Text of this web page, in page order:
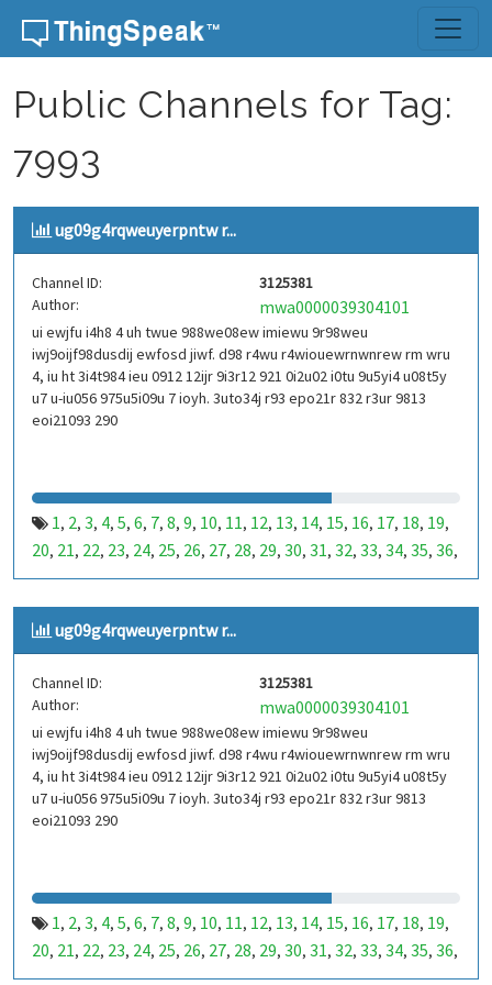
Skip to content
Public Channels for Tag:
7993
ug09g4rqweuyerpntw r...
Channel ID:
3125381
Author:
mwa0000039304101
ui ewjfu i4h8 4 uh twue 988we08ew imiewu 9r98weu
iwj9oijf98dusdij ewfosd jiwf. d98 r4wu r4wiouewrnwnrew rm wru
4, iu ht 3i4t984 ieu 0912 12ijr 9i3r12 921 0i2u02 i0tu 9u5yi4 u08t5y
u7 u-iu056 975u5i09u 7 ioyh. 3uto34j r93 epo21r 832 r3ur 9813
eoi21093 290
1, 2, 3, 4, 5, 6, 7, 8, 9, 10, 11, 12, 13, 14, 15, 16, 17, 18, 19,
20, 21, 22, 23, 24, 25, 26, 27, 28, 29, 30, 31, 32, 33, 34, 35, 36,
37,38,39,40,41,42,43,44,45,46,47,48,49,50,51,52,53,
99,100,101,102,103,104,105,106,107,108,109,110,
111,112,113,114,115,116,
123,124,125,126,127,128,129,130,131,132,133,134,
135,136,137 141,142,143
147,148 153,154,155,156,157,158
159,160,161,162,163,164,165 ,166,167,168,
171 ,172,173 ,174,175,176,177,178,179 ,180,181 ,182,
183,184,185,186, 187,188,189 ,190,191,192,193,194
195,196 ,197
231,232,233,234,235,236,237,238,239,
243, 244, 245, 246, 247,248,249,250 ,251,252, 253 ,254,
255 ,256,257, 258,259,260,261,262,263 ,264,265 , 266
ug09g4rqweuyerpntw r...
Channel ID:
3125381
Author:
mwa0000039304101
ui ewjfu i4h8 4 uh twue 988we08ew imiewu 9r98weu
iwj9oijf98dusdij ewfosd jiwf. d98 r4wu r4wiouewrnwnrew rm wru
4, iu ht 3i4t984 ieu 0912 12ijr 9i3r12 921 0i2u02 i0tu 9u5yi4 u08t5y
u7 u-iu056 975u5i09u 7 ioyh. 3uto34j r93 epo21r 832 r3ur 9813
eoi21093 290
1, 2, 3, 4, 5, 6, 7, 8, 9, 10, 11, 12, 13, 14, 15, 16, 17, 18, 19,
20, 21, 22, 23, 24, 25, 26, 27, 28, 29, 30, 31, 32, 33, 34, 35, 36,
37,38,39,40,41,42,43,44,45,46,47,48,49,50,51,52,53,